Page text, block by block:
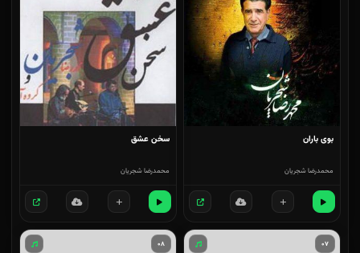
بوی باران
محمدرضا شجریان
سخن عشق
محمدرضا شجریان
۰۷ ۰۸